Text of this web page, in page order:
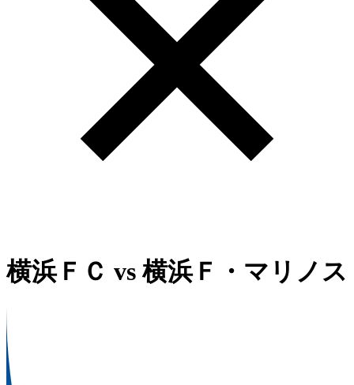
横浜ＦＣ vs横浜Ｆ・マリノス